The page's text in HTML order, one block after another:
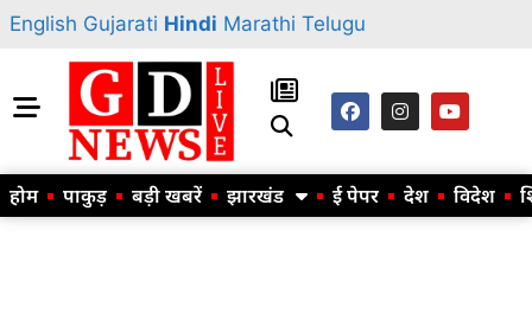
English Gujarati Hindi Marathi Telugu
होम पाकुड़ बड़ी खबरें झारखंड ई पेपर देश विदेश